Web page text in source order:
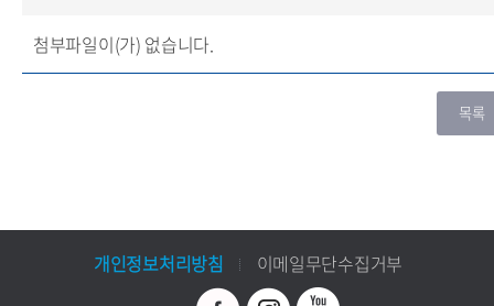
첨부파일이(가) 없습니다.
개인정보처리방침 이메일무단수집거부